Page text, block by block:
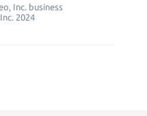
Inc. business
2024